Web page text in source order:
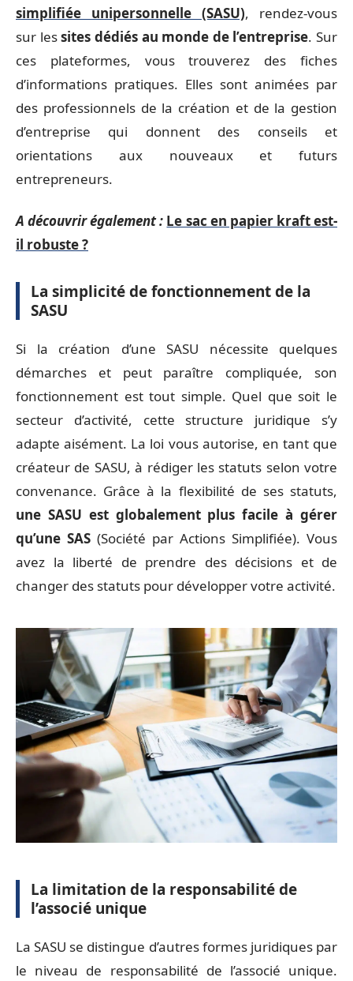
simplifiée unipersonnelle (SASU), rendez-vous
sur lessites dédiés au monde de l’entreprise. Sur
ces plateformes, vous trouverez des fiches
d’informations pratiques. Elles sont animées par
des professionnels de la création et de la gestion
d’entreprise qui donnent des conseils et
orientations aux nouveaux et futurs
entrepreneurs.
A découvrir également : Le sac en papier kraft est-
il robuste ?
La simplicité de fonctionnement de la
SASU
Si la création d’une SASU nécessite quelques
démarches et peut paraître compliquée, son
fonctionnement est tout simple. Quel que soit le
secteur d’activité, cette structure juridique s’y
adapte aisément. La loi vous autorise, en tant que
créateur de SASU, à rédiger les statuts selon votre
convenance. Grâce à la flexibilité de ses statuts,
une SASU est globalement plus facile à gérer
qu’une SAS (Société par Actions Simplifiée). Vous
avez la liberté de prendre des décisions et de
changer des statuts pour développer votre activité.
La limitation de la responsabilité de
l’associé unique
La SASU se distingue d’autres formes juridiques par
le niveau de responsabilité de l’associé unique.